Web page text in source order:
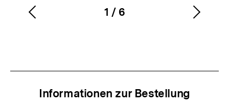
Karussellinhalt
1
von
/ 6
Vorherigen
Informationen zur Bestellung